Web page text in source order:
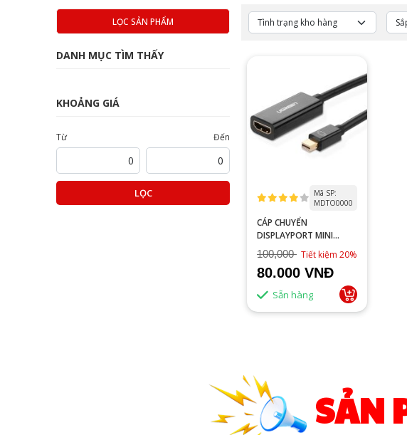
LỌC SẢN PHẨM
DANH MỤC TÌM THẤY
KHOẢNG GIÁ
Từ Đến
LỌC
Mã SP:
MDTO0000
CÁP CHUYỂN
DISPLAYPORT MINI
SANG HDMI
100,000 Tiết kiệm 20%
80.000 VNĐ
Sẵn hàng
SẢN